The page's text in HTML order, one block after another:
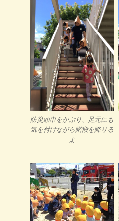
防災頭巾をかぶり、足元にも
気を付けながら階段を降りる
よ